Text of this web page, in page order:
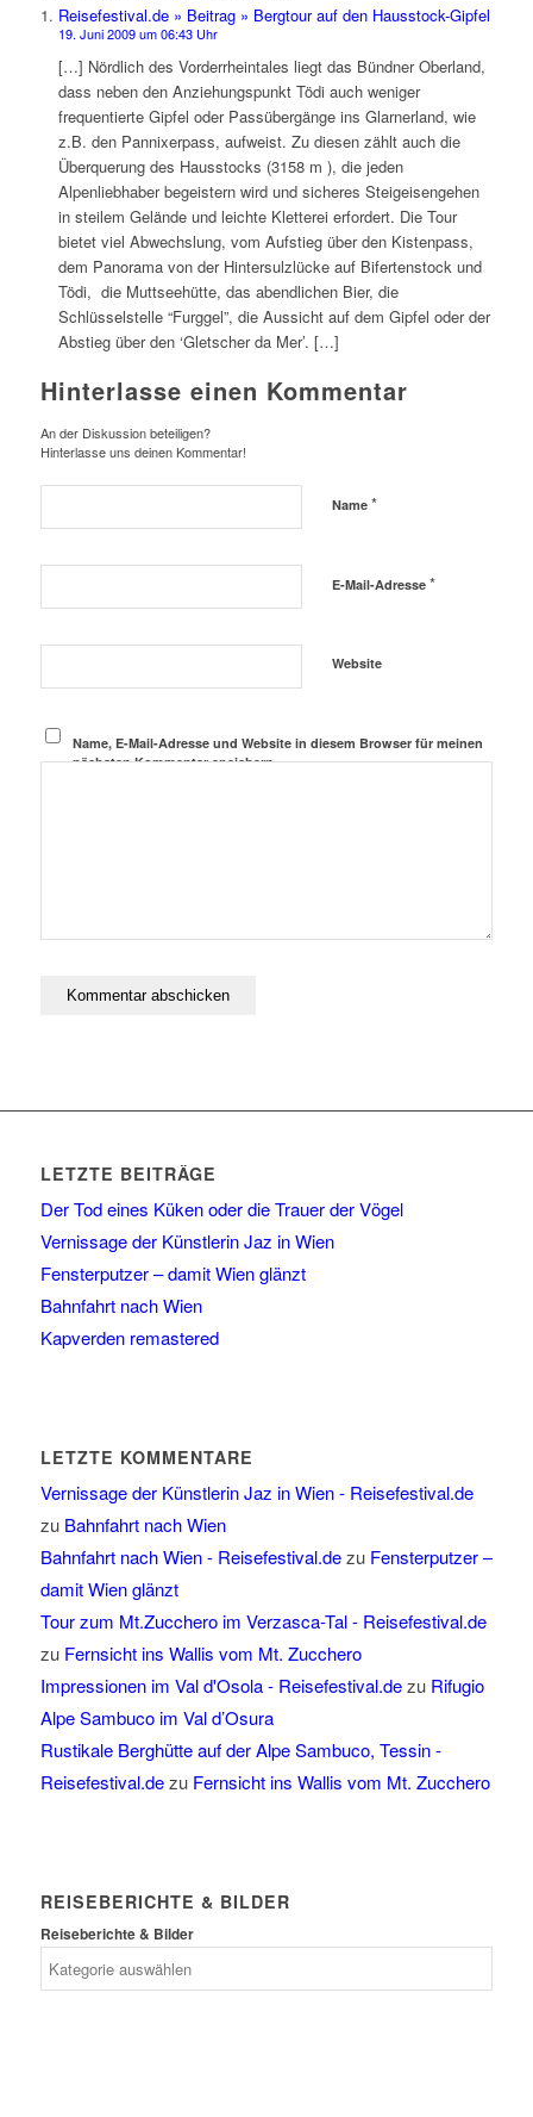
Reisefestival.de » Beitrag » Bergtour auf den Hausstock-Gipfel
19. Juni 2009 um 06:43 Uhr
[…] Nördlich des Vorderrheintales liegt das Bündner Oberland,
dass neben den Anziehungspunkt Tödi auch weniger
frequentierte Gipfel oder Passübergänge ins Glarnerland, wie
z.B. den Pannixerpass, aufweist. Zu diesen zählt auch die
Überquerung des Hausstocks (3158 m ), die jeden
Alpenliebhaber begeistern wird und sicheres Steigeisengehen
in steilem Gelände und leichte Kletterei erfordert. Die Tour
bietet viel Abwechslung, vom Aufstieg über den Kistenpass,
dem Panorama von der Hintersulzlücke auf Bifertenstock und
Tödi, die Muttseehütte, das abendlichen Bier, die
Schlüsselstelle “Furggel”, die Aussicht auf dem Gipfel oder der
Abstieg über den ‘Gletscher da Mer’. […]
Hinterlasse einen Kommentar
An der Diskussion beteiligen?
Hinterlasse uns deinen Kommentar!
Name *
E-Mail-Adresse *
Website
Name, E-Mail-Adresse und Website in diesem Browser für meinen
nächsten Kommentar speichern.
LETZTE BEITRÄGE
Der Tod eines Küken oder die Trauer der Vögel
Vernissage der Künstlerin Jaz in Wien
Fensterputzer – damit Wien glänzt
Bahnfahrt nach Wien
Kapverden remastered
LETZTE KOMMENTARE
Vernissage der Künstlerin Jaz in Wien - Reisefestival.de
zu Bahnfahrt nach Wien
Bahnfahrt nach Wien - Reisefestival.dezu Fensterputzer –
damit Wien glänzt
Tour zum Mt.Zucchero im Verzasca-Tal - Reisefestival.de
zu Fernsicht ins Wallis vom Mt. Zucchero
Impressionen im Val d'Osola - Reisefestival.dezu Rifugio
Alpe Sambuco im Val d’Osura
Rustikale Berghütte auf der Alpe Sambuco, Tessin -
Reisefestival.dezu Fernsicht ins Wallis vom Mt. Zucchero
REISEBERICHTE & BILDER
Reiseberichte & Bilder